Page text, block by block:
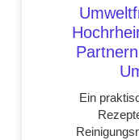
Ein